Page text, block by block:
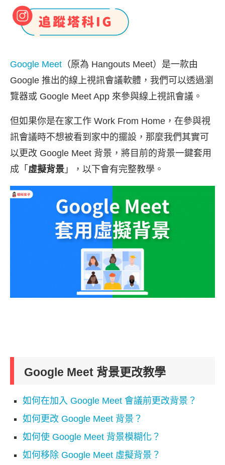
Google Meet （原為 Hangouts Meet）是一款由
Google 推出的線上視訊會議軟體，我們可以透過瀏
覽器或 Google Meet App 來參與線上視訊會議。
但如果你是在家工作 Work From Home，在參與視
訊會議時不想被看到家中的擺設，那麼我們其實可
以更改 Google Meet 背景，將目前的背景一鍵套用
成「 虛擬背景 」，以下會有完整教學。
Google Meet 背景更改教學
如何在加入 Google Meet 會議前更改背景？
如何更改 Google Meet 背景？
如何使 Google Meet 背景模糊化？
如何移除 Google Meet 虛擬背景？